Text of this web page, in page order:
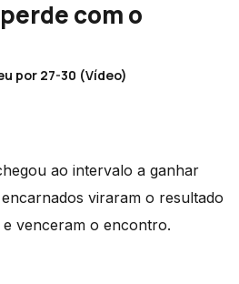
com o
por 27-30 (Vídeo)
ao intervalo a ganhar
viraram o resultado
venceram o encontro.